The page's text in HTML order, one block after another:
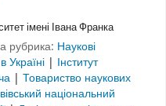
імені Івана Франка
рубрика: Наукові
Україні | Інститут
| Товариство наукових
національний